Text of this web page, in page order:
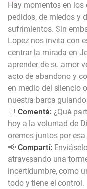
Hay momentos en los
pedidos, de miedos y
sufrimientos. Sin
López nos invita con
centrar la mirada en
aprender de su amor
acto de abandono y
en medio del silencio
nuestra barca
💬 Comentá: ¿Qué
hoy a la voluntad de
oremos juntos por
📢 Compartí:
atravesando una
incertidumbre, como
todo y tiene el control.